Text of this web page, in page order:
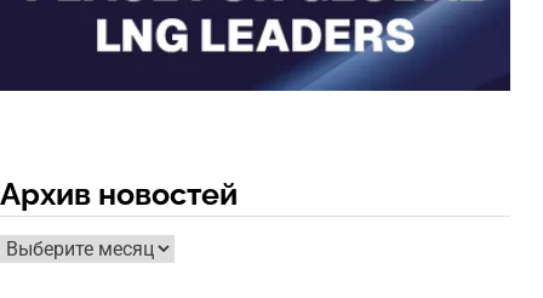
Архив новостей
Архив
новостей